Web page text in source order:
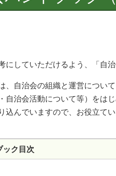
にしていただけるよう、「自
、自治会の組織と運営につい
自治会活動について等）をは
込んでいますので、お役立てい
ック目次